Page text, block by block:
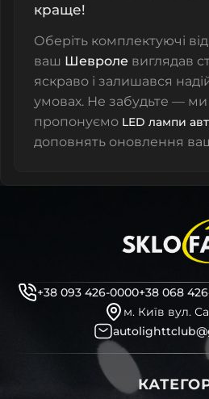
краще!
Оберіть комплектуючі
ваш Шевроле виглядав
яскраво і залишався
умовах. Не забудьте —
пропонуємо LED лампи
доповнять оновлення
+38 093 426-0000+38 068
м. Київ вул.